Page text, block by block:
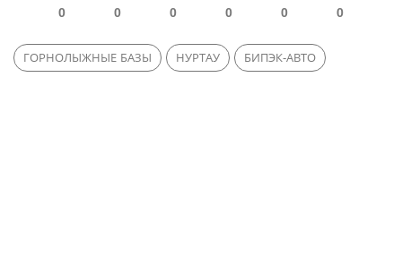
0 0 0 0 0 0
ГОРНОЛЫЖНЫЕ БАЗЫ НУРТАУ БИПЭК-АВТО